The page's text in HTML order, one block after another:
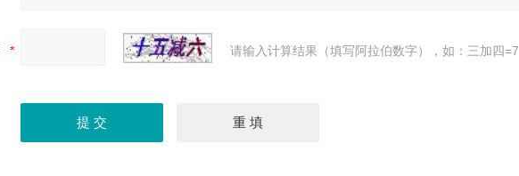
请输入计算结果（填写阿拉伯数字），如：三加四=7